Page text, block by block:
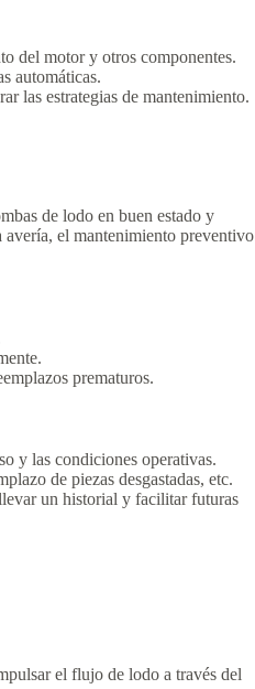
del motor y otros componentes.
automáticas.
las estrategias de mantenimiento.
de lodo en buen estado y
avería, el mantenimiento preventivo
prematuros.
y las condiciones operativas.
de piezas desgastadas, etc.
un historial y facilitar futuras
el flujo de lodo a través del